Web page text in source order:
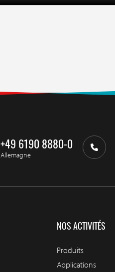
+49 6190 8880-0
Allemagne
NOS ACTIVITÉS
Produits
Applications